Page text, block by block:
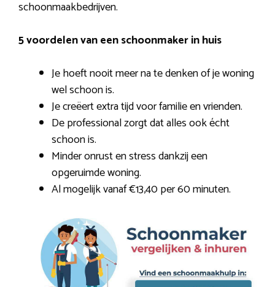
schoonmaakbedrijven.
5 voordelen van een schoonmaker in huis
Je hoeft nooit meer na te denken of je woning
wel schoon is.
Je creëert extra tijd voor familie en vrienden.
De professional zorgt dat alles ook écht
schoon is.
Minder onrust en stress dankzij een
opgeruimde woning.
Al mogelijk vanaf €13,40 per 60 minuten.